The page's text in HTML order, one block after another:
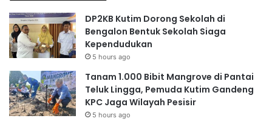
DP2KB Kutim Dorong Sekolah di
Bengalon Bentuk Sekolah Siaga
Kependudukan
5 hours ago
Tanam 1.000 Bibit Mangrove di Pantai
Teluk Lingga, Pemuda Kutim Gandeng
KPC Jaga Wilayah Pesisir
5 hours ago